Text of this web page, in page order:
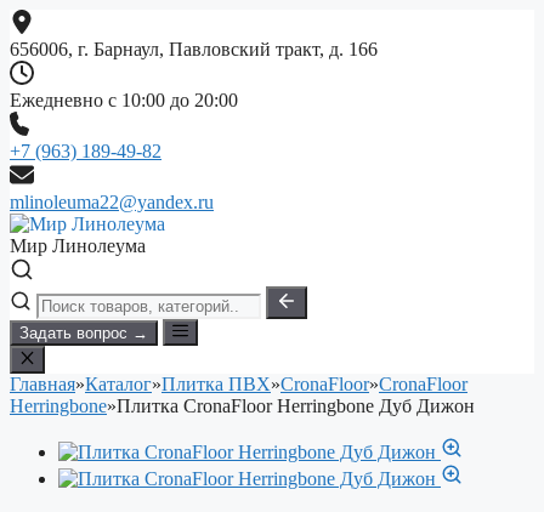
Перейти
к
содержимому
656006, г. Барнаул, Павловский тракт, д. 166
Ежедневно с 10:00 до 20:00
+7 (963) 189-49-82
mlinoleuma22@yandex.ru
Мир Линолеума
Задать вопрос →
Главная»Каталог»Плитка ПВХ»CronaFloor»CronaFloor
Herringbone»Плитка CronaFloor Herringbone Дуб Дижон